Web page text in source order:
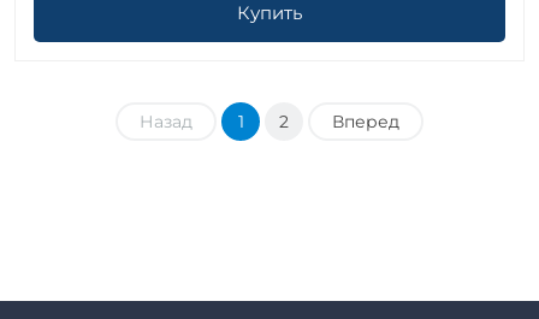
Купить
Назад 1 2 Вперед